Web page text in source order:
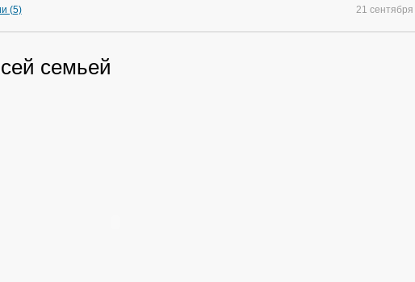
(5)
21
семьей